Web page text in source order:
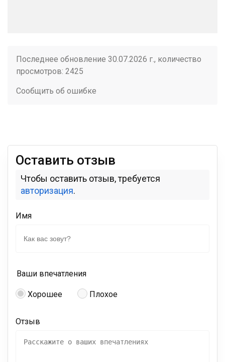
Последнее обновление 30.07.2026 г., количество
просмотров: 2425
Сообщить об ошибке
Оставить отзыв
Чтобы оставить отзыв, требуется
авторизация.
Имя
Ваши впечатления
Хорошее Плохое
Отзыв